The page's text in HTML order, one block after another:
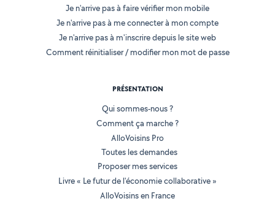
Je n'arrive pas à faire vérifier mon mobile
Je n'arrive pas à me connecter à mon compte
Je n'arrive pas à m'inscrire depuis le site web
Comment réinitialiser / modifier mon mot de passe
PRÉSENTATION
Qui sommes-nous ?
Comment ça marche ?
AlloVoisins Pro
Toutes les demandes
Proposer mes services
Livre « Le futur de l'économie collaborative »
AlloVoisins en France